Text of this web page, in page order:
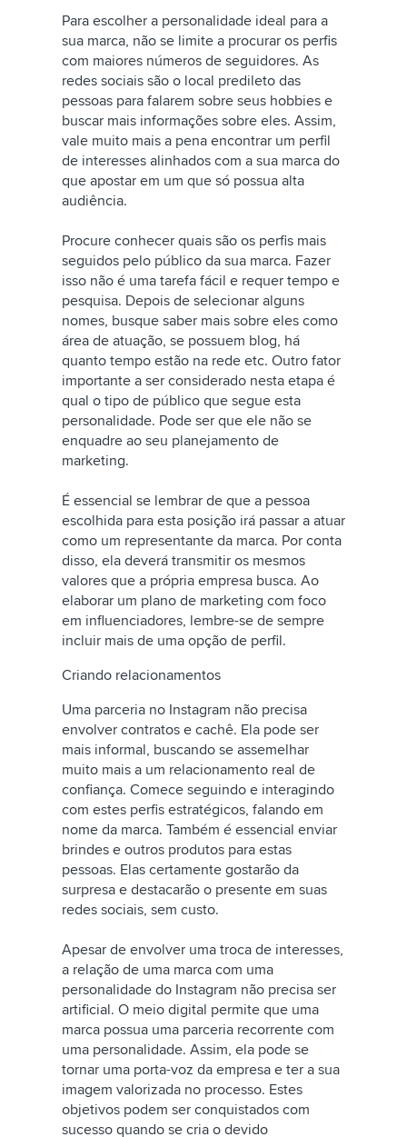
Para escolher a personalidade ideal para a
sua marca, não se limite a procurar os perfis
com maiores números de seguidores. As
redes sociais são o local predileto das
pessoas para falarem sobre seus hobbies e
buscar mais informações sobre eles. Assim,
vale muito mais a pena encontrar um perfil
de interesses alinhados com a sua marca do
que apostar em um que só possua alta
audiência.
Procure conhecer quais são os perfis mais
seguidos pelo público da sua marca. Fazer
isso não é uma tarefa fácil e requer tempo e
pesquisa. Depois de selecionar alguns
nomes, busque saber mais sobre eles como
área de atuação, se possuem blog, há
quanto tempo estão na rede etc. Outro fator
importante a ser considerado nesta etapa é
qual o tipo de público que segue esta
personalidade. Pode ser que ele não se
enquadre ao seu planejamento de
marketing.
É essencial se lembrar de que a pessoa
escolhida para esta posição irá passar a atuar
como um representante da marca. Por conta
disso, ela deverá transmitir os mesmos
valores que a própria empresa busca. Ao
elaborar um plano de marketing com foco
em influenciadores, lembre-se de sempre
incluir mais de uma opção de perfil.
Criando relacionamentos
Uma parceria no Instagram não precisa
envolver contratos e cachê. Ela pode ser
mais informal, buscando se assemelhar
muito mais a um relacionamento real de
confiança. Comece seguindo e interagindo
com estes perfis estratégicos, falando em
nome da marca. Também é essencial enviar
brindes e outros produtos para estas
pessoas. Elas certamente gostarão da
surpresa e destacarão o presente em suas
redes sociais, sem custo.
Apesar de envolver uma troca de interesses,
a relação de uma marca com uma
personalidade do Instagram não precisa ser
artificial. O meio digital permite que uma
marca possua uma parceria recorrente com
uma personalidade. Assim, ela pode se
tornar uma porta-voz da empresa e ter a sua
imagem valorizada no processo. Estes
objetivos podem ser conquistados com
sucesso quando se cria o devido